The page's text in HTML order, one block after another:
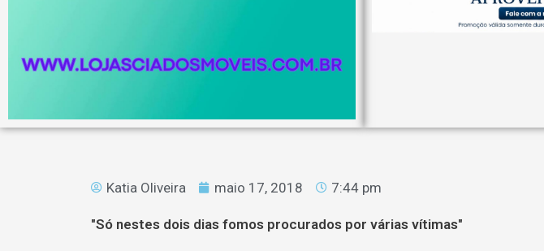
Katia Oliveira maio 17, 2018 7:44 pm
"Só nestes dois dias fomos procurados por várias vítimas"